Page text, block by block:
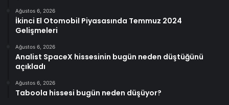
Ağustos 6, 2026
İkinci El Otomobil Piyasasında Temmuz 2024
Gelişmeleri
Ağustos 6, 2026
Analist SpaceX hissesinin bugün neden düştüğünü
açıkladı
Ağustos 6, 2026
Taboola hissesi bugün neden düşüyor?